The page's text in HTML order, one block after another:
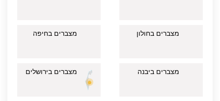
מצברים בחולון מצברים בחיפה
מצברים ביבנה מצברים בירושלים